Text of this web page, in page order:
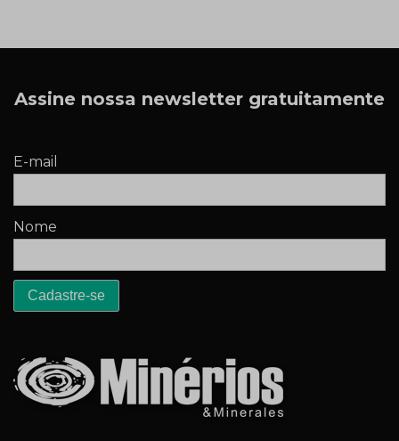
Assine nossa newsletter gratuitamente
E-mail
Nome